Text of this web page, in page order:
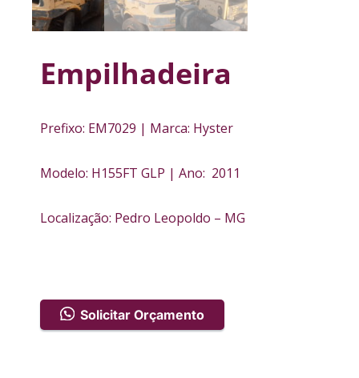
Empilhadeira
Prefixo: EM7029 | Marca: Hyster
Modelo: H155FT GLP | Ano: 2011
Localização: Pedro Leopoldo – MG
Solicitar Orçamento